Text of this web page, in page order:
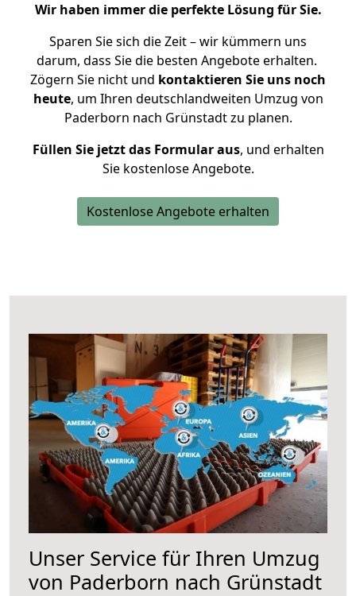
Wir haben immer die perfekte Lösung für Sie.
Sparen Sie sich die Zeit – wir kümmern uns
darum, dass Sie die besten Angebote erhalten.
Zögern Sie nicht und kontaktieren Sie uns noch
heute, um Ihren deutschlandweiten Umzug von
Paderborn nach Grünstadt zu planen.
Füllen Sie jetzt das Formular aus, und erhalten
Sie kostenlose Angebote.
Kostenlose Angebote erhalten
Unser Service für Ihren Umzug
von Paderborn nach Grünstadt